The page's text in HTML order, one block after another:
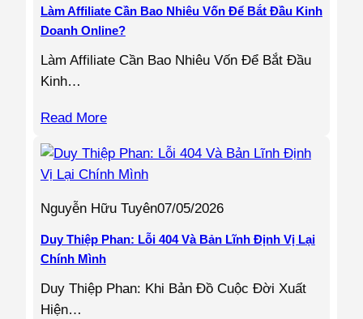
Làm Affiliate Cần Bao Nhiêu Vốn Để Bắt Đầu Kinh
Doanh Online?
Làm Affiliate Cần Bao Nhiêu Vốn Để Bắt Đầu
Kinh…
Read More
Nguyễn Hữu Tuyên07/05/2026
Duy Thiệp Phan: Lỗi 404 Và Bản Lĩnh Định Vị Lại
Chính Mình
Duy Thiệp Phan: Khi Bản Đồ Cuộc Đời Xuất
Hiện…